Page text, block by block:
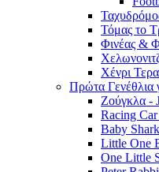
Τόμας το
Φινέας &
Χένρι
Πρώτα Γενέθλια
Ζούγκλα -
Racing
Baby Shark
Little One
One Little